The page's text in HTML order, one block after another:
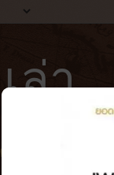
ล่า
คาเฟ่